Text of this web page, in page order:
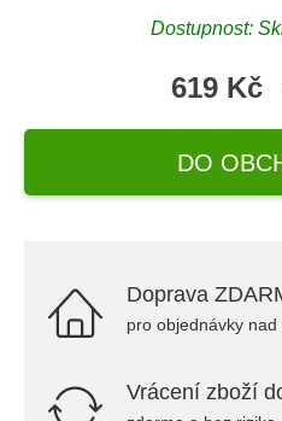
Dostupnost:
619 Kč
DO
Doprava
pro objednávky nad
Vrácení zboží